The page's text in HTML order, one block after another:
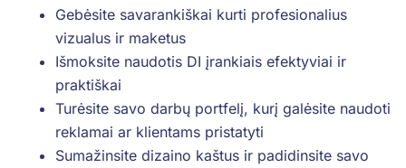
Gebėsite savarankiškai kurti profesionalius
vizualus ir maketus
Išmoksite naudotis DI įrankiais efektyviai ir
praktiškai
Turėsite savo darbų portfelį, kurį galėsite naudoti
reklamai ar klientams pristatyti
Sumažinsite dizaino kaštus ir padidinsite savo